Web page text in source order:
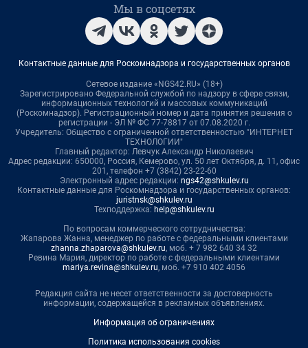
Мы в соцсетях
Контактные данные для Роскомнадзора и государственных органов
Сетевое издание «NGS42.RU» (18+)
Зарегистрировано Федеральной службой по надзору в сфере связи,
информационных технологий и массовых коммуникаций
(Роскомнадзор). Регистрационный номер и дата принятия решения о
регистрации - ЭЛ № ФС 77-78817 от 07.08.2020 г.
Учредитель: Общество с ограниченной ответственностью "ИНТЕРНЕТ
ТЕХНОЛОГИИ"
Главный редактор: Левчук Александр Николаевич
Адрес редакции: 650000, Россия, Кемерово, ул. 50 лет Октября, д. 11, офис
201, телефон +7 (3842) 23-22-60
Электронный адрес редакции: ngs42@shkulev.ru
Контактные данные для Роскомнадзора и государственных органов:
juristnsk@shkulev.ru
Техподдержка: help@shkulev.ru
По вопросам коммерческого сотрудничества:
Жапарова Жанна, менеджер по работе с федеральными клиентами
zhanna.zhaparova@shkulev.ru, моб. + 7 982 640 34 32
Ревина Мария, директор по работе с федеральными клиентами
mariya.revina@shkulev.ru, моб. +7 910 402 4056
Редакция сайта не несет ответственности за достоверность
информации, содержащейся в рекламных объявлениях.
Информация об ограничениях
Политика использования cookies